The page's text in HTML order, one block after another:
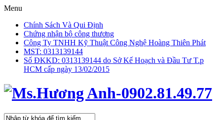
Menu
Chính Sách Và Qui Định
Chứng nhận bộ công thương
Công Ty TNHH Kỹ Thuật Công Nghệ Hoàng Thiên Phát
MST: 0313139144
Số ĐKKD: 0313139144 do Sở Kế Hoạch và Đầu Tư T.p
HCM cấp ngày 13/02/2015